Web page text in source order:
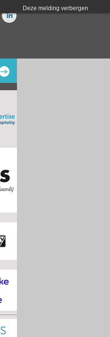
Deze melding verbergen